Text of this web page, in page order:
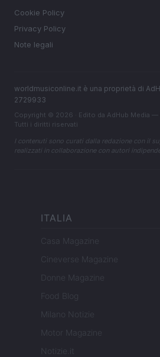
Cookie Policy
Privacy Policy
Note legali
worldmusiconline.it è una proprietà di
2729933
Copyright © 2026 · Edito da AdHub Media —
Tutti i diritti riservati
I contenuti sono curati dalla redazione con il
realizzati in collaborazione con autori
ITALIA
Casa Magazine
Cineverse Magazine
Donne Magazine
Food Blog
Milano Notizie
Motor Magazine
Notizie.it